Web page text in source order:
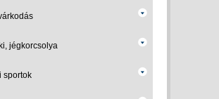
jégkorcsolya
sportok